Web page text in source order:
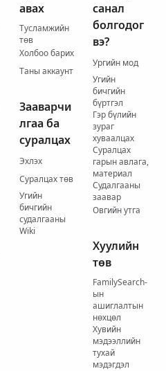
авах
Тусламжийн
төв
Холбоо барих
Таны аккаунт
Зааварчи
лгаа ба
суралцах
Эхлэх
Суралцах төв
Угийн
бичгийн
судалгааны
Wiki
санал
болгодог
вэ?
Ургийн мод
Угийн
бичгийн
бүртгэл
Гэр бүлийн
зураг
хуваалцах
Суралцах
гарын авлага,
материал
Судалгааны
заавар
Овгийн утга
Хуулийн
төв
FamilySearch-
ын
ашиглалтын
нөхцөл
Хувийн
мэдээллийн
тухай
мэдэгдэл